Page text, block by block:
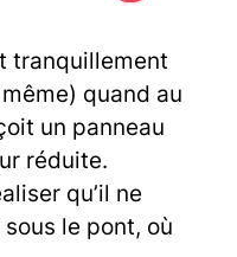
tranquillement
quand au
un panneau
réduite.
qu’il ne
le pont, où